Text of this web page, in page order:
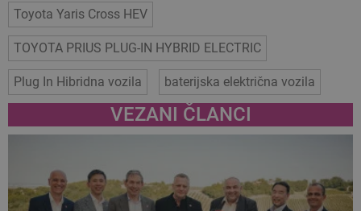
Toyota Yaris Cross HEV
TOYOTA PRIUS PLUG-IN HYBRID ELECTRIC
Plug In Hibridna vozila baterijska električna vozila
VEZANI ČLANCI